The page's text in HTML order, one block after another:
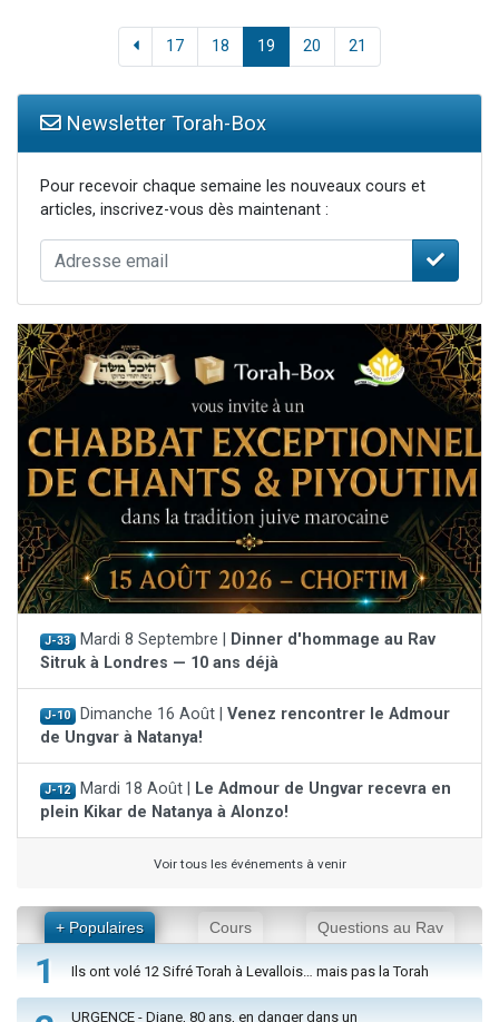
17 18 19 20 21
Newsletter Torah-Box
Pour recevoir chaque semaine les nouveaux cours et
articles, inscrivez-vous dès maintenant :
J-33 Mardi 8 Septembre |
Dinner d'hommage au Rav
Sitruk à Londres — 10 ans déjà
J-10 Dimanche 16 Août | Venez rencontrer le Admour
de Ungvar à Natanya!
J-12 Mardi 18 Août |
Le Admour de Ungvar recevra en
plein Kikar de Natanya à Alonzo!
Voir tous les événements à venir
+ Populaires Cours Questions au Rav
1 Ils ont volé 12 Sifré Torah à Levallois… mais pas la Torah
URGENCE - Diane, 80 ans, en danger dans un